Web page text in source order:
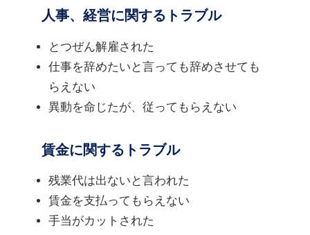
人事、経営に関するトラブル
とつぜん解雇された
仕事を辞めたいと言っても辞めさせても
らえない
異動を命じたが、従ってもらえない
賃金に関するトラブル
残業代は出ないと言われた
賃金を支払ってもらえない
手当がカットされた